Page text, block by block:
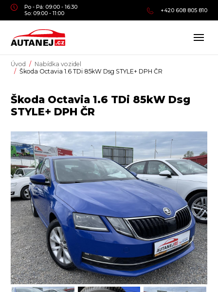
Po - Pá: 09:00 - 16:30
So: 09:00 - 11:00
+420 608 805 810
Úvod
Nabídka vozidel
Škoda Octavia 1.6 TDi 85kW Dsg STYLE+ DPH ČR
Škoda Octavia 1.6 TDi 85kW Dsg
STYLE+ DPH ČR